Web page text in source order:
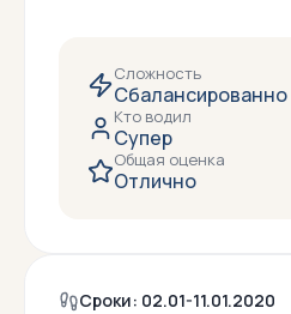
Сложность
Сбалансированно
Кто водил
Супер
Общая оценка
Отлично
Сроки: 02.01-11.01.2020